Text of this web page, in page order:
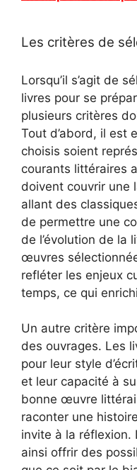
Les critères de
Lorsqu’il s’agit de
livres pour se
plusieurs critères
Tout d’abord, il est
choisis soient
courants littéraires
doivent couvrir une
allant des
de permettre une
de l’évolution de la
œuvres
refléter les enjeux
temps, ce qui
Un autre critère
des ouvrages. Les
pour leur style
et leur capacité à
bonne œuvre
raconter une
invite à la réflexion.
ainsi offrir des